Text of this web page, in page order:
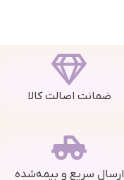
ضمانت اصالت کالا
ارسال سریع و بیمه‌شده